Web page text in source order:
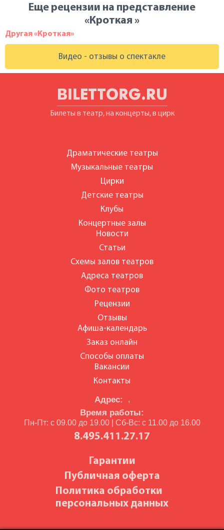
Еще рецензии на представление
«Кроткая »
Другая «Кроткая»
Видео - отзывы о спектакле
BILETTORG.RU
Билеты в театр, на концерты, в цирк
Адрес: ,
Время работы:
Пн-Пт: с 09.00 до 19.00 | Сб-Вс: с 11.00 до 16.00
8.495.411.27.17
Гарантии
Публичная оферта
Политика обработки
персональных данных
Драматические театры
Музыкальные театры
Цирки
Детские театры
Клубы
Концертные залы
Новости
Статьи
Схемы залов театров
Адреса театров
Фото театров
Рецензии
Отзывы
Афиша-календарь
Заказ онлайн
Способы оплаты
Вакансии
Контакты